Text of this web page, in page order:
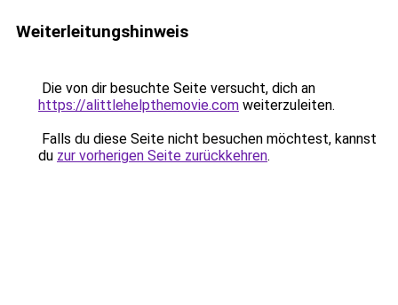
Weiterleitungshinweis
Die von dir besuchte Seite versucht, dich an
https://alittlehelpthemovie.com weiterzuleiten.
Falls du diese Seite nicht besuchen möchtest, kannst
du zur vorherigen Seite zurückkehren.